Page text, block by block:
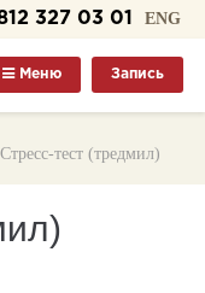
ENG
327 03 01
Запись
Меню
Стресс-тест (тредмил)